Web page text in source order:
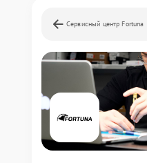
Сервисный центр Fortuna